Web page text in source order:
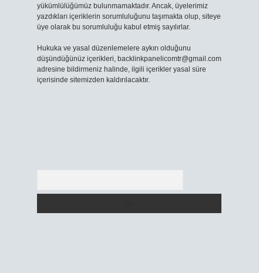
yükümlülüğümüz bulunmamaktadır. Ancak, üyelerimiz
yazdıkları içeriklerin sorumluluğunu taşımakta olup, siteye
üye olarak bu sorumluluğu kabul etmiş sayılırlar.
Hukuka ve yasal düzenlemelere aykırı olduğunu
düşündüğünüz içerikleri, backlinkpanelicomtr@gmail.com
adresine bildirmeniz halinde, ilgili içerikler yasal süre
içerisinde sitemizden kaldırılacaktır.